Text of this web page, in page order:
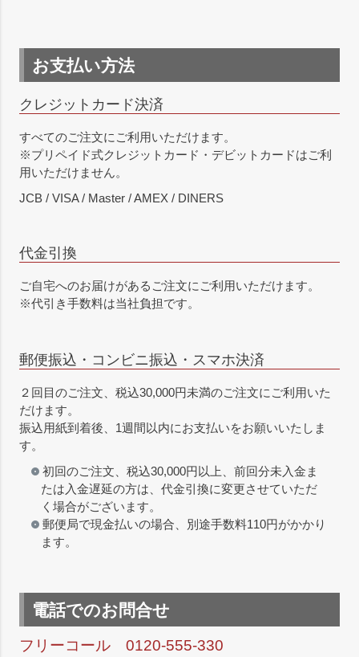
お支払い方法
クレジットカード決済
すべてのご注文にご利用いただけます。
※プリペイド式クレジットカード・デビットカードはご利
用いただけません。
JCB / VISA / Master / AMEX / DINERS
代金引換
ご自宅へのお届けがあるご注文にご利用いただけます。
※代引き手数料は当社負担です。
郵便振込・コンビニ振込・スマホ決済
２回目のご注文、税込30,000円未満のご注文にご利用いた
だけます。
振込用紙到着後、1週間以内にお支払いをお願いいたしま
す。
初回のご注文、税込30,000円以上、前回分未入金ま
たは入金遅延の方は、代金引換に変更させていただ
く場合がございます。
郵便局で現金払いの場合、別途手数料110円がかかり
ます。
電話でのお問合せ
フリーコール 0120-555-330